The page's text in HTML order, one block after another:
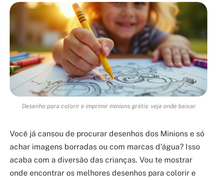
Desenho para colorir e imprimir minions grátis: veja onde baixar
Você já cansou de procurar desenhos dos Minions e só
achar imagens borradas ou com marcas d’água? Isso
acaba com a diversão das crianças. Vou te mostrar
onde encontrar os melhores desenhos para colorir e